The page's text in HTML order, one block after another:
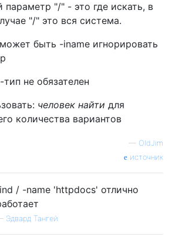
параметр "/" - это где искать, в
"/" это вся система.
быть -iname игнорировать
не обязателен
человек найти для
количества вариантов
— OldJim
источник
/ -name 'httpdocs' отлично
Эдвард Тангей